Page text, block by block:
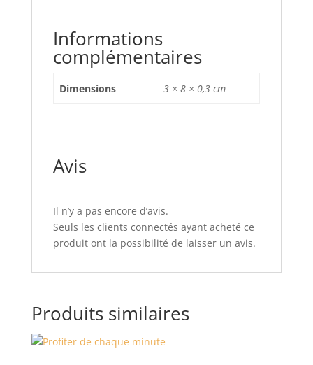
Informations
complémentaires
Dimensions 3 × 8 × 0,3 cm
Avis
Il n’y a pas encore d’avis.
Seuls les clients connectés ayant acheté ce
produit ont la possibilité de laisser un avis.
Produits similaires